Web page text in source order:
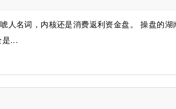
人名词，内核还是消费返利资金盘。 操盘的湖
是...